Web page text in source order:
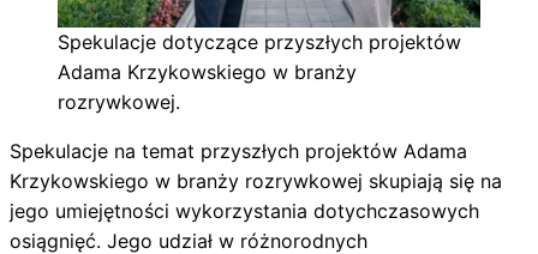
Spekulacje dotyczące przyszłych projektów
Adama Krzykowskiego w branży
rozrywkowej.
Spekulacje na temat przyszłych projektów Adama
Krzykowskiego w branży rozrywkowej skupiają się na
jego umiejętności wykorzystania dotychczasowych
osiągnięć. Jego udział w różnorodnych